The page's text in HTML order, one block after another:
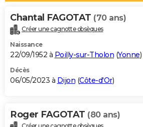
Alimentation
Guide de la santé
Maladies
Médicaments
Sommeil
VOYAGE
Destinations
City break
Voyage nature
Voyage de noces
Forum
Climat
+PHOTO
GUIDES D'ACHAT
BONS PLANS
Carte de Noël
Carte Bonne année
Carte Saint-Valentin
Carte Pâques
Carte d'anniversaire
DICTIONNAIRE
Chantal FAGOTAT (70 ans)
Créer une cagnotte obsèques
Naissance
22/09/1952 à Poilly-sur-Tholon (Yonne)
Décès
06/05/2023 à Dijon (Côte-d'Or)
Roger FAGOTAT (80 ans)